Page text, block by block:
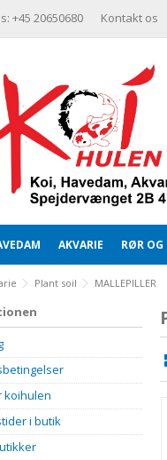
+45 20650680 Kontakt os
AKVARIE RØR OG
Plant soil MALLEPILLER
koihulen
i butik